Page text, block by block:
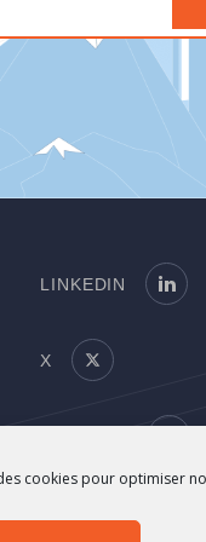
cookies pour optimiser
LINKEDIN
X